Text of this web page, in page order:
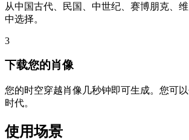
从中国古代、民国、中世纪、赛博朋克、
中选择。
3
下载您的肖像
您的时空穿越肖像几秒钟即可生成。您可
时代。
使用场景